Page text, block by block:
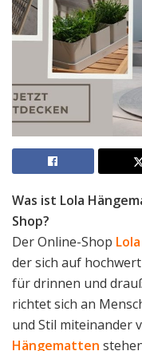
Was ist Lola
Shop?
Der Online-Shop
der sich auf
für drinnen und
richtet sich an
und Stil miteinander
Hängematten